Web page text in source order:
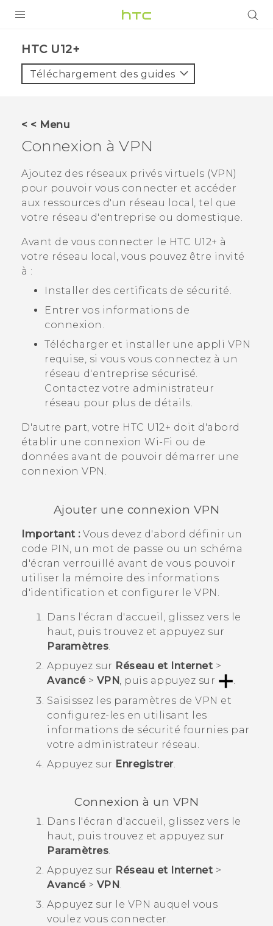
VIVE
VIVERSE
SUPPORT
Appareils HTC & Accessoires
Achat & Règlement Questions
HTC U12+‎
Téléchargement des guides
< < Menu
Connexion à VPN
Ajoutez des réseaux privés virtuels (VPN)
pour pouvoir vous connecter et accéder
aux ressources d'un réseau local, tel que
votre réseau d'entreprise ou domestique.
Avant de vous connecter le HTC U12+‍ à
votre réseau local, vous pouvez être invité
à :
Installer des certificats de sécurité.
Entrer vos informations de
connexion.
Télécharger et installer une appli VPN
requise, si vous vous connectez à un
réseau d'entreprise sécurisé.
Contactez votre administrateur
réseau pour plus de détails.
D'autre part, votre HTC U12+‍ doit d'abord
établir une connexion Wi‍-Fi ou de
données avant de pouvoir démarrer une
connexion VPN.
Ajouter une connexion VPN
Important :Vous devez d'abord définir un
code PIN, un mot de passe ou un schéma
d'écran verrouillé avant de vous pouvoir
utiliser la mémoire des informations
d'identification et configurer le VPN.
Dans l'écran d'accueil
, glissez vers le
haut, puis trouvez et appuyez sur
Paramètres
Appuyez sur Réseau et Internet >
Avancé> VPN , puis appuyez sur
Saisissez les paramètres de VPN et
configurez-les en utilisant les
informations de sécurité fournies par
votre administrateur réseau.
Appuyez sur Enregistrer.
Connexion à un VPN
Dans l'écran d'accueil , glissez vers le
haut, puis trouvez et appuyez sur
Paramètres.
Appuyez sur Réseau et Internet >
Avancé> VPN .
Appuyez sur le VPN auquel vous
voulez vous connecter.